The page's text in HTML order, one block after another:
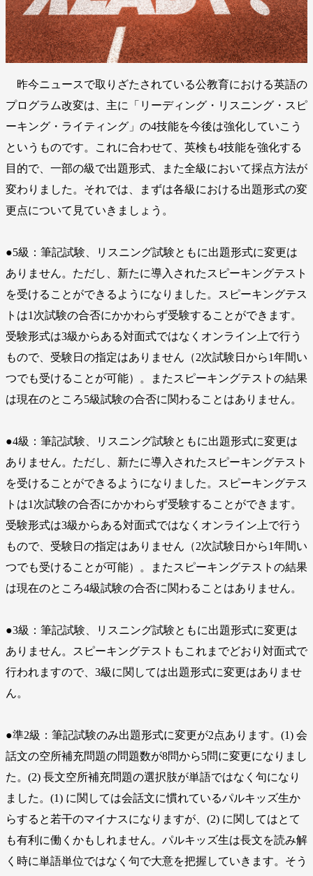
昨今ニュースで取りざたされている公教育における英語の
プログラム改変は、主に「リーディング・リスニング・スピ
ーキング・ライティング」の4技能を今後は強化していこう
というものです。これに合わせて、英検も4技能を強化する
目的で、一部の級で出題形式、また全級において採点方法が
変わりました。それでは、まずは各級における出題形式の変
更点について見ていきましょう。
●5級：筆記試験、リスニング試験ともに出題形式に変更は
ありません。ただし、新たに導入されたスピーキングテスト
を受けることができるようになりました。スピーキングテス
トは1次試験の合否にかかわらず受験することができます。
受験形式は3級からある対面式ではなくオンライン上で行う
もので、受験日の指定はありません（2次試験日から1年間い
つでも受けることが可能）。またスピーキングテストの結果
は現在のところ5級試験の合否に関わることはありません。
●4級：筆記試験、リスニング試験ともに出題形式に変更は
ありません。ただし、新たに導入されたスピーキングテスト
を受けることができるようになりました。スピーキングテス
トは1次試験の合否にかかわらず受験することができます。
受験形式は3級からある対面式ではなくオンライン上で行う
もので、受験日の指定はありません（2次試験日から1年間い
つでも受けることが可能）。またスピーキングテストの結果
は現在のところ4級試験の合否に関わることはありません。
●3級：筆記試験、リスニング試験ともに出題形式に変更は
ありません。スピーキングテストもこれまでどおり対面式で
行われますので、3級に関しては出題形式に変更はありませ
ん。
●準2級：筆記試験のみ出題形式に変更が2点あります。(1) 会
話文の空所補充問題の問題数が8問から5問に変更になりまし
た。(2) 長文空所補充問題の選択肢が単語ではなく句になり
ました。(1) に関しては会話文に慣れているパルキッズ生か
らすると若干のマイナスになりますが、(2) に関してはとて
も有利に働くかもしれません。パルキッズ生は長文を読み解
く時に単語単位ではなく句で大意を把握していきます。そう